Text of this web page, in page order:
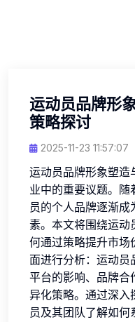
运动员品牌形
策略探讨
2025-11-23 11:57:07
运动员品牌形象塑造
业中的重要议题。
员的个人品牌逐渐成
素。本文将围绕运动
何通过策略提升市场
面进行分析：运动员
平台的影响、品牌合
异化策略。通过深入
员及其团队了解如